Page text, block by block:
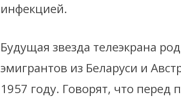
инфекцией.
Будущая звезда телеэкрана
эмигрантов из Беларуси и
1957 году. Говорят, что